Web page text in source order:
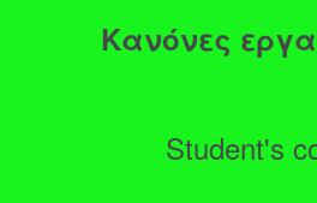
Κανόνες
Student's